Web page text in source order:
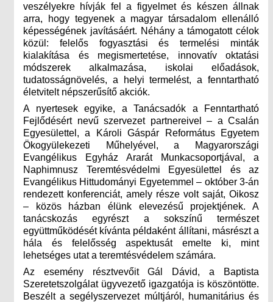
veszélyekre hívják fel a figyelmet és készen állnak
arra, hogy tegyenek a magyar társadalom ellenálló
képességének javításáért. Néhány a támogatott célok
közül: felelős fogyasztási és termelési minták
kialakítása és megismertetése, innovatív oktatási
módszerek alkalmazása, iskolai előadások,
tudatosságnövelés, a helyi termelést, a fenntartható
életvitelt népszerűsítő akciók.
A nyertesek egyike, a Tanácsadók a Fenntartható
Fejlődésért nevű szervezet partnereivel – a Csalán
Egyesülettel, a Károli Gáspár Református Egyetem
Ökogyülekezeti Műhelyével, a Magyarországi
Evangélikus Egyház Ararát Munkacsoportjával, a
Naphimnusz Teremtésvédelmi Egyesülettel és az
Evangélikus Hittudományi Egyetemmel – október 3-án
rendezett konferenciát, amely része volt saját, Oikosz
– közös házban élünk elevezésű projektjének. A
tanácskozás egyrészt a sokszínű természet
együttműködését kívánta példaként állítani, másrészt a
hála és felelősség aspektusát emelte ki, mint
lehetséges utat a teremtésvédelem számára.
Az esemény résztvevőit Gál Dávid, a Baptista
Szeretetszolgálat ügyvezető igazgatója is köszöntötte.
Beszélt a segélyszervezet múltjáról, humanitárius és